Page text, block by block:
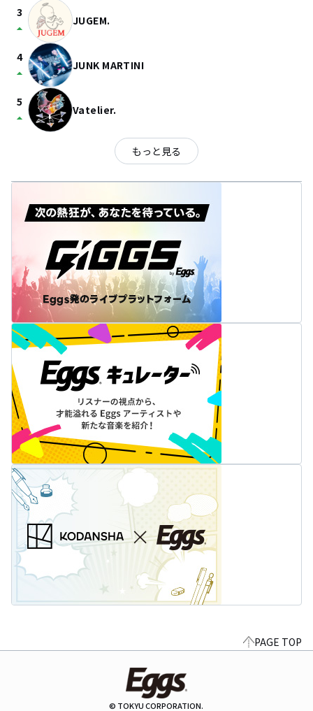
3
arrow_drop_up JUGEM.
4
arrow_drop_up JUNK MARTINI
5
arrow_drop_up Vatelier.
もっと見る
PAGE TOP
© TOKYU CORPORATION.